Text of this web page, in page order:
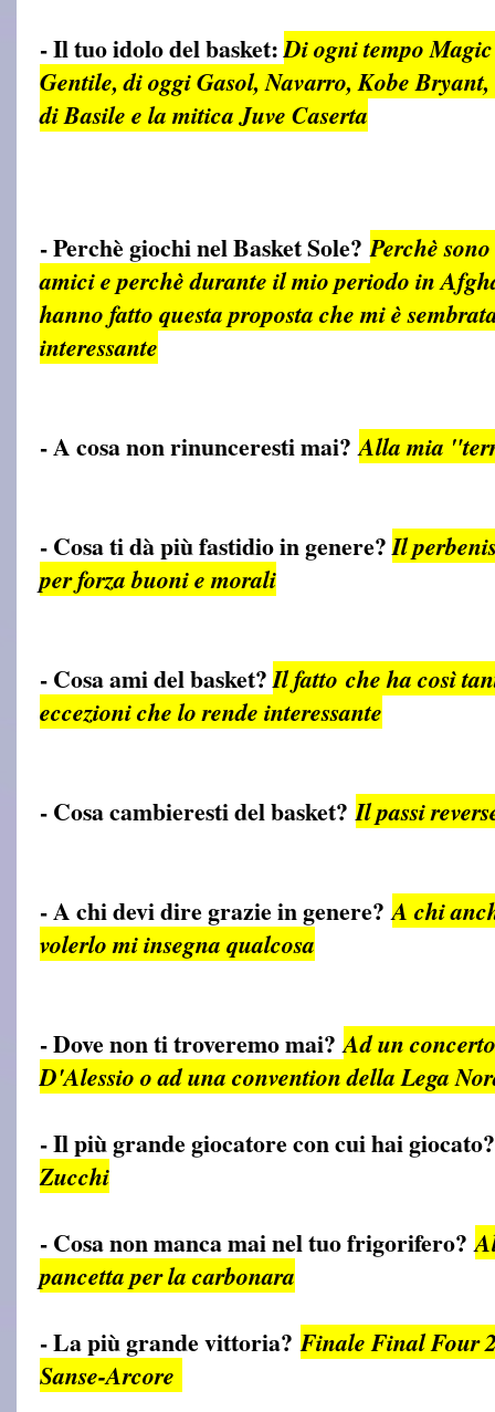
- Il tuo idolo del basket:Di ogni tempo
Gentile, di oggi Gasol, Navarro, Kobe
di Basile e la mitica Juve Caserta
- Perchè giochi nel Basket Sole?Perchè
amici e perchè durante il mio periodo in
hanno fatto questa proposta che mi è
interessante
- A cosa non rinunceresti mai?Alla mia
- Cosa ti dà più fastidio in genere?Il
per forza buoni e morali
- Cosa ami del basket?Il fatto che ha così
eccezioni che lo rende interessante
- Cosa cambieresti del basket?Il passi
- A chi devi dire grazie in genere?A chi
volerlo mi insegna qualcosa
- Dove non ti troveremo mai?Ad un
D'Alessio o ad una convention della Lega
- Il più grande giocatore con cui hai
Zucchi
- Cosa non manca mai nel tuo frigorifero?
pancetta per la carbonara
- La più grande vittoria?Finale Final Four
Sanse-Arcore